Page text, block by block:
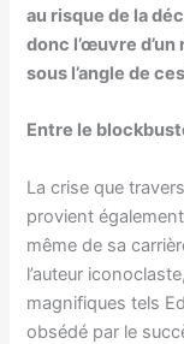
au risque de la
donc l’œuvre
sous l’angle de
Entre le
La crise que
provient
même de sa
l’auteur
magnifiques tels
obsédé par le